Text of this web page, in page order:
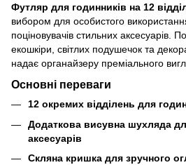
Футляр для годинників на 12
вибором для особистого
поціновувачів стильних аксесуарів.
екошкіри, світлих подушечок та
надає органайзеру преміального
Основні переваги
12 окремих відділень для
Додаткова висувна шухляда
аксесуарів
Скляна кришка для зручного